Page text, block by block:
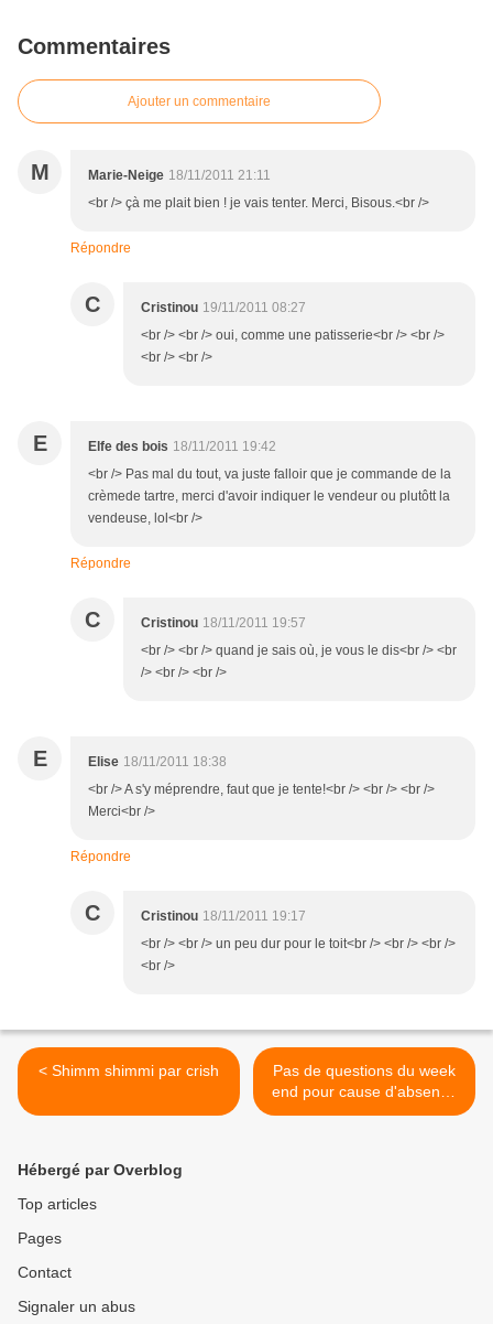
Commentaires
Ajouter un commentaire
M Marie-Neige 18/11/2011 21:11
<br /> çà me plait bien ! je vais tenter. Merci, Bisous.<br />
Répondre
C Cristinou 19/11/2011 08:27
<br /> <br /> oui, comme une patisserie<br /> <br />
<br /> <br />
E Elfe des bois 18/11/2011 19:42
<br /> Pas mal du tout, va juste falloir que je commande de la
crèmede tartre, merci d'avoir indiquer le vendeur ou plutôtt la
vendeuse, lol<br />
Répondre
C Cristinou 18/11/2011 19:57
<br /> <br /> quand je sais où, je vous le dis<br /> <br
/> <br /> <br />
E Elise 18/11/2011 18:38
<br /> A s'y méprendre, faut que je tente!<br /> <br /> <br />
Merci<br />
Répondre
C Cristinou 18/11/2011 19:17
<br /> <br /> un peu dur pour le toit<br /> <br /> <br />
<br />
< Shimm shimmi par crish
Pas de questions du week
end pour cause d'absence
>
Hébergé par Overblog
Top articles
Pages
Contact
Signaler un abus